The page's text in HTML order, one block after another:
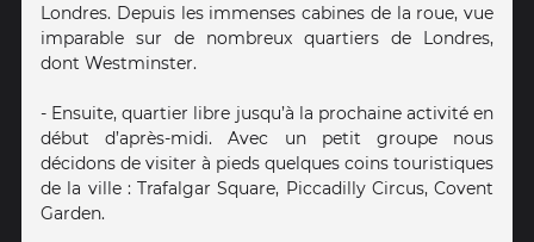
Londres. Depuis les immenses cabines de la roue, vue
imparable sur de nombreux quartiers de Londres,
dont Westminster.
- Ensuite, quartier libre jusqu’à la prochaine activité en
début d’après-midi. Avec un petit groupe nous
décidons de visiter à pieds quelques coins touristiques
de la ville : Trafalgar Square, Piccadilly Circus, Covent
Garden.